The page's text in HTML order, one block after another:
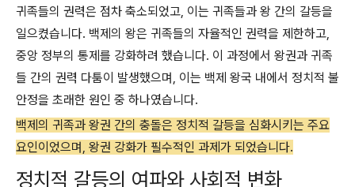
귀족들의 권력은 점차 축소되었고, 이는 귀족들과 왕 간의 갈등을
일으켰습니다. 백제의 왕은 귀족들의 자율적인 권력을 제한하고,
중앙 정부의 통제를 강화하려 했습니다. 이 과정에서 왕권과 귀족
들 간의 권력 다툼이 발생했으며, 이는 백제 왕국 내에서 정치적 불
안정을 초래한 원인 중 하나였습니다.
백제의 귀족과 왕권 간의 충돌은 정치적 갈등을 심화시키는 주요
요인이었으며, 왕권 강화가 필수적인 과제가 되었습니다.
정치적 갈등의 여파와 사회적 변화